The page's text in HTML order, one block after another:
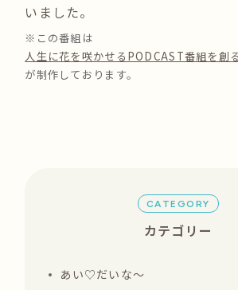
いました。
※この番組は
人生に花を咲かせるPODCAST番組を
が制作しております。
CATEGORY
カテゴリー
あい♡だいな〜